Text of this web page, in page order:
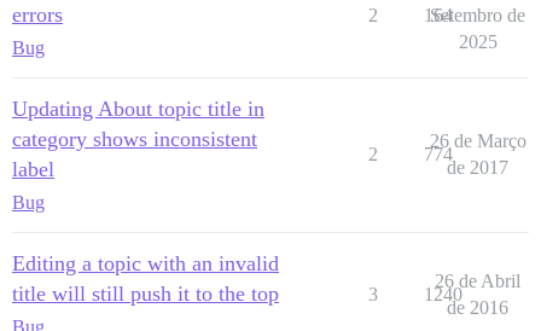
errors
Bug
2 164
Setembro de
2025
Updating About topic title in
category shows inconsistent
label
Bug
2 774
26 de Março
de 2017
Editing a topic with an invalid
title will still push it to the top
Bug
3 1240
26 de Abril
de 2016